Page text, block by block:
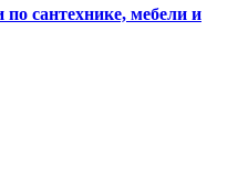
сантехнике, мебели и